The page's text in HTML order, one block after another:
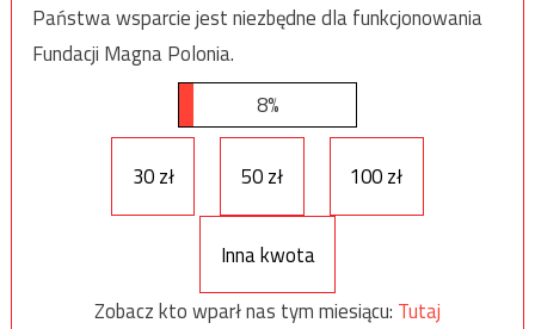
Państwa wsparcie jest niezbędne dla funkcjonowania
Fundacji Magna Polonia.
8%
30 zł 50 zł 100 zł
Inna kwota
Zobacz kto wparł nas tym miesiącu: Tutaj